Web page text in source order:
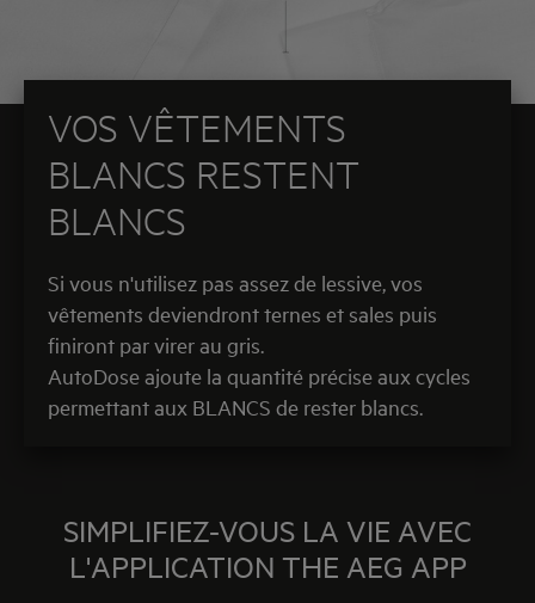
VOS VÊTEMENTS
BLANCS RESTENT
BLANCS
Si vous n'utilisez pas assez de lessive, vos
vêtements deviendront ternes et sales puis
finiront par virer au gris.
AutoDose ajoute la quantité précise aux cycles
permettant aux BLANCS de rester blancs.
SIMPLIFIEZ-VOUS LA VIE AVEC
L'APPLICATION THE AEG APP